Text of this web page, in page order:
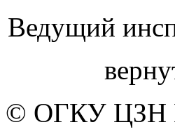
Ведущий
© ОГКУ ЦЗН